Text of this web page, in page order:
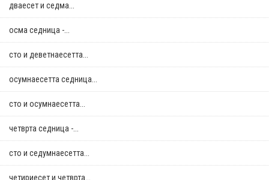
дваесет и седма...
осма седница -...
сто и деветнаесетта...
осумнaесетта седница...
сто и осумнaесетта...
четврта седница -...
сто и седумнаесетта...
четириесет и четврта...